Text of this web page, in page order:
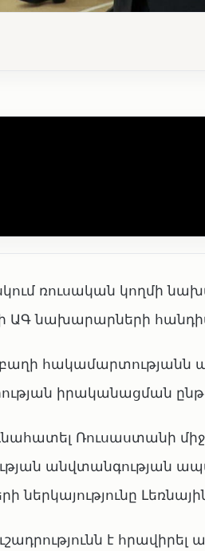
ռուսական կողմի
ԱԳ նախարարների
հակամարտությանն
իրականացման
Ռուսաստանի
անվտանգության
է հրավիրել